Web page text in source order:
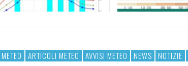
ARTICOLI METEO AVVISI METEO NEWS NOTIZIE